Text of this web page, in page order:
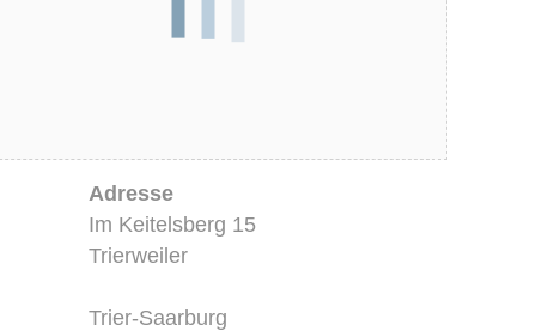
Adresse
Im Keitelsberg 15
Trierweiler
Trier-Saarburg